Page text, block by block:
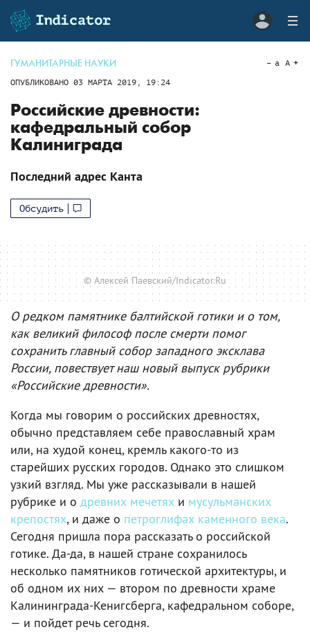
ГУМАНИТАРНЫЕ НАУКИ
ОПУБЛИКОВАНО 03 МАРТА 2019, 19:24
a A
Российские древности:
кафедральный собор
Калиниграда
Последний адрес Канта
Обсудить
© Алексей Паевский/Indicator.Ru
О редком памятнике балтийской готики и о том,
как великий философ после смерти помог
сохранить главный собор западного эксклава
России, повествует наш новый выпуск рубрики
«Российские древности».
Когда мы говорим о российских древностях,
обычно представляем себе православный храм
или, на худой конец, кремль какого-то из
старейших русских городов. Однако это слишком
узкий взгляд. Мы уже рассказывали в нашей
рубрике и о древних мечетях и мусульманских
крепостях, и даже о петроглифах каменного века.
Сегодня пришла пора рассказать о российской
готике. Да-да, в нашей стране сохранилось
несколько памятников готической архитектуры, и
об одном их них — втором по древности храме
Калининграда-Кенигсберга, кафедральном соборе,
— и пойдет речь сегодня.